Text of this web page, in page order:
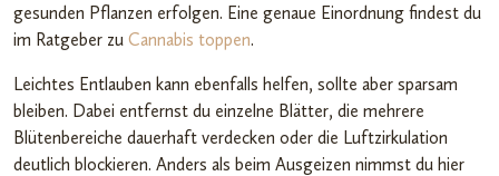
gesunden Pflanzen erfolgen. Eine genaue Einordnung findest du
im Ratgeber zu Cannabis toppen.
Leichtes Entlauben kann ebenfalls helfen, sollte aber sparsam
bleiben. Dabei entfernst du einzelne Blätter, die mehrere
Blütenbereiche dauerhaft verdecken oder die Luftzirkulation
deutlich blockieren. Anders als beim Ausgeizen nimmst du hier